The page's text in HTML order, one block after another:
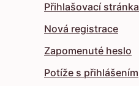
Přihlašovací stránka
Nová registrace
Zapomenuté heslo
Potíže s přihlášením